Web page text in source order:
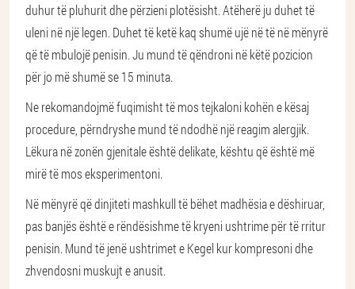
duhur të pluhurit dhe përzieni plotësisht. Atëherë ju duhet të
uleni në një legen. Duhet të ketë kaq shumë ujë në të në mënyrë
që të mbulojë penisin. Ju mund të qëndroni në këtë pozicion
për jo më shumë se 15 minuta.
Ne rekomandojmë fuqimisht të mos tejkaloni kohën e kësaj
procedure, përndryshe mund të ndodhë një reagim alergjik.
Lëkura në zonën gjenitale është delikate, kështu që është më
mirë të mos eksperimentoni.
Në mënyrë që dinjiteti mashkull të bëhet madhësia e dëshiruar,
pas banjës është e rëndësishme të kryeni ushtrime për të rritur
penisin. Mund të jenë ushtrimet e Kegel kur kompresoni dhe
zhvendosni muskujt e anusit.